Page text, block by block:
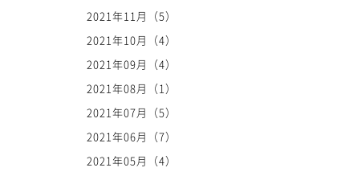
2021年11月（5）
2021年10月（4）
2021年09月（4）
2021年08月（1）
2021年07月（5）
2021年06月（7）
2021年05月（4）